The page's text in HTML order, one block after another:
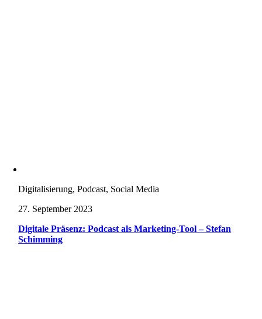
Digitalisierung, Podcast, Social Media
27. September 2023
Digitale Präsenz: Podcast als Marketing-Tool – Stefan
Schimming